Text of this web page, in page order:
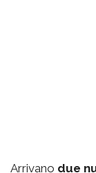
Arrivano due